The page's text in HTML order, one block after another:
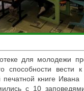
для молодежи
вести
печатной книге
с 10